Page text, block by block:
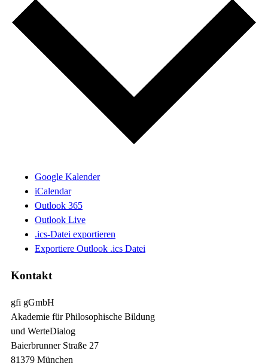
Google Kalender
iCalendar
Outlook 365
Outlook Live
.ics-Datei exportieren
Exportiere Outlook .ics Datei
Kontakt
gfi gGmbH
Akademie für Philosophische Bildung
und WerteDialog
Baierbrunner Straße 27
81379 München